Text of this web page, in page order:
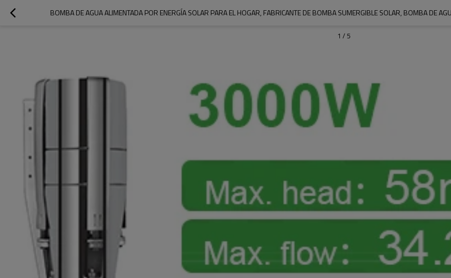
BOMBA DE AGUA ALIMENTADA POR ENERGÍA SOLAR PARA EL HOGAR, FABRICANTE DE BOMBA SUMERGIBLE SOLAR, BOMBA DE
1 / 5